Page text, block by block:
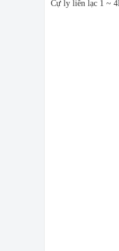
Cự ly liên lạc 1 ~